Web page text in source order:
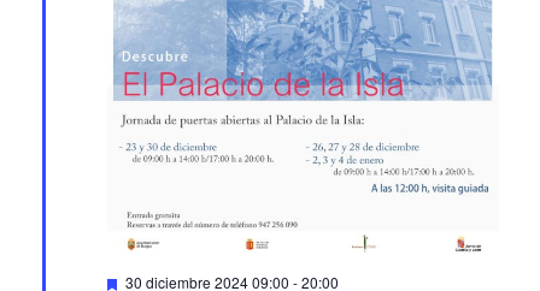
Featured
30 diciembre 2024 09:00 -20:00